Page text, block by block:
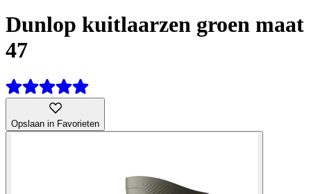
Dunlop kuitlaarzen groen maat
47
Opslaan in Favorieten